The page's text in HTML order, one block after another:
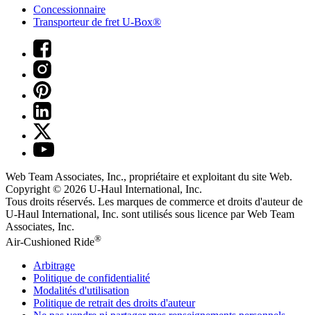
Concessionnaire
Transporteur de fret U-Box®
Web Team Associates, Inc., propriétaire et exploitant du site Web.
Copyright © 2026 U-Haul International, Inc.
Tous droits réservés. Les marques de commerce et droits d'auteur de
U-Haul International, Inc. sont utilisés sous licence par Web Team
Associates, Inc.
Air-Cushioned Ride®
Arbitrage
Politique de confidentialité
Modalités d'utilisation
Politique de retrait des droits d'auteur